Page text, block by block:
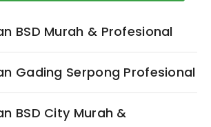
BSD Murah & Profesional
Gading Serpong Profesional
BSD City Murah &